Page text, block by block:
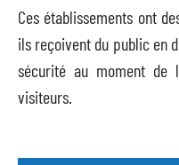
Ces établissements ont
ils reçoivent du public en
sécurité au moment de
visiteurs.